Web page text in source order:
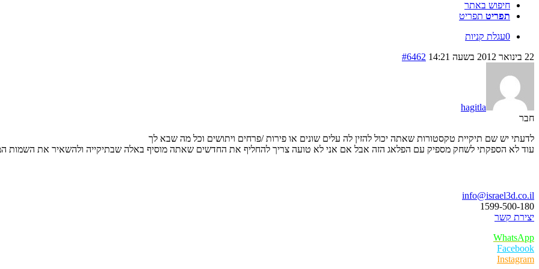
חיפוש באתר
תפריט תפריט
0עגלת קניות
22 בינואר 2012 בשעה 14:21
#6462
hagitla
חבר
לדעתי יש שם תיקיית טקסטורות שאתה יכול להזין לה עלים שונים או פירות /פרחים ויתושים וכל מה שבא לך
עוד לא הספקתי לשחק מספיק עם הפלאג הזה אבל אם אני לא טועה צריך להחליף את החדשים שאתה מוסיף באלה שבתיקייה ולהשאיר את השמות
info@israel3d.co.il
1599-500-180
יצירת קשר
WhatsApp
Facebook
Instagram